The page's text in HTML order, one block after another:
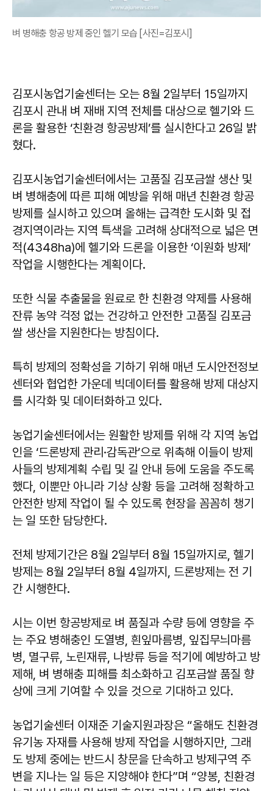
벼 병해충 항공 방제 중인 헬기 모습 [사진=김포시]
김포시농업기술센터는 오는 8월 2일부터 15일까지
김포시 관내 벼 재배 지역 전체를 대상으로 헬기와 드
론을 활용한 ‘친환경 항공방제’를 실시한다고 26일 밝
혔다.
김포시농업기술센터에서는 고품질 김포금쌀 생산 및
벼 병해충에 따른 피해 예방을 위해 매년 친환경 항공
방제를 실시하고 있으며 올해는 급격한 도시화 및 접
경지역이라는 지역 특색을 고려해 상대적으로 넓은 면
적(4348ha)에 헬기와 드론을 이용한 ‘이원화 방제’
작업을 시행한다는 계획이다.
또한 식물 추출물을 원료로 한 친환경 약제를 사용해
잔류 농약 걱정 없는 건강하고 안전한 고품질 김포금
쌀 생산을 지원한다는 방침이다.
특히 방제의 정확성을 기하기 위해 매년 도시안전정보
센터와 협업한 가운데 빅데이터를 활용해 방제 대상지
를 시각화 및 데이터화하고 있다.
농업기술센터에서는 원활한 방제를 위해 각 지역 농업
인을 ‘드론방제 관리·감독관’으로 위촉해 이들이 방제
사들의 방제계획 수립 및 길 안내 등에 도움을 주도록
했다, 이뿐만 아니라 기상 상황 등을 고려해 정확하고
안전한 방제 작업이 될 수 있도록 현장을 꼼꼼히 챙기
는 일 또한 담당한다.
전체 방제기간은 8월 2일부터 8월 15일까지로, 헬기
방제는 8월 2일부터 8월 4일까지, 드론방제는 전 기
간 시행한다.
시는 이번 항공방제로 벼 품질과 수량 등에 영향을 주
는 주요 병해충인 도열병, 흰잎마름병, 잎집무늬마름
병, 멸구류, 노린재류, 나방류 등을 적기에 예방하고 방
제해, 벼 병해충 피해를 최소화하고 김포금쌀 품질 향
상에 크게 기여할 수 있을 것으로 기대하고 있다.
농업기술센터 이재준 기술지원과장은 “올해도 친환경
유기농 자재를 사용해 방제 작업을 시행하지만, 그래
도 방제 중에는 반드시 창문을 단속하고 방제구역 주
변을 지나는 일 등은 지양해야 한다”며 “양봉, 친환경